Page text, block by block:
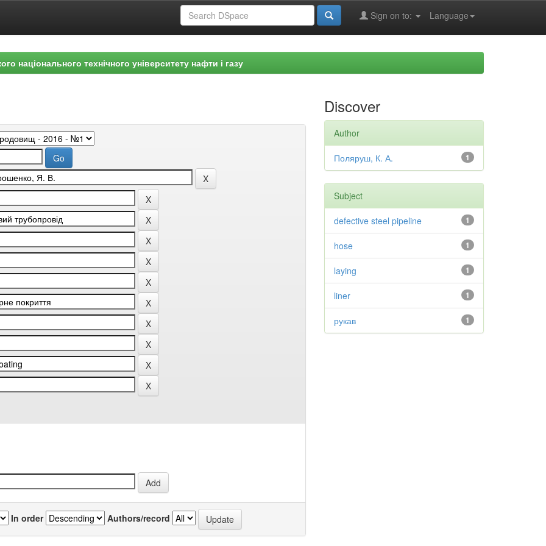
Language
Sign on to:
національного технічного університету нафти і газу
In order Authors/record
Discover
Author
1
Поляруш, К. А.
Subject
1
defective steel pipeline
1
hose
1
laying
1
liner
1
рукав